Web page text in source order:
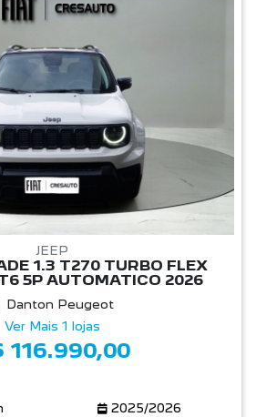
JEEP
1.3 T270 TURBO FLEX
5P AUTOMATICO 2026
Danton Peugeot
Ver Mais 1 lojas
116.990,00
2025/2026